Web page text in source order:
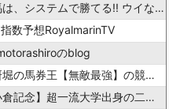
、システムで勝てる!! ウイなび
数予想RoyalmarinTV
のblog
の馬券王【無敵最強】の競馬予想
記念】超一流大学出身の二人で理論競馬